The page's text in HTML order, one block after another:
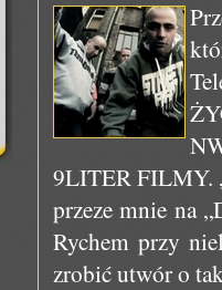
9LITER FILMY.
przeze mnie na
Rychem przy
zrobić utwór o